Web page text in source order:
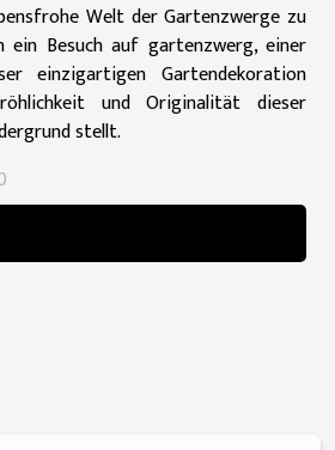
Welt der Gartenzwerge zu
ein Besuch auf gartenzwerg, einer
einzigartigen Gartendekoration
und Originalität dieser
stellt.